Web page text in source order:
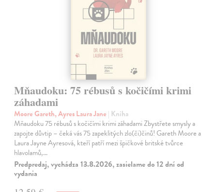
Mňaudoku: 75 rébusů s kočičími krimi
záhadami
Moore Gareth, Ayres Laura Jane | Kniha
Mňaudoku 75 rébusů s kočičími krimi záhadami Zbystřete smysly a
zapojte důvtip – čeká vás 75 zapeklitých zlo(či)činů! Gareth Moore a
Laura Jayne Ayresová, kteří patří mezi špičkové britské tvůrce
hlavolamů,…
Predpredaj, vychádza 13.8.2026, zasielame do 12 dní od
vydania